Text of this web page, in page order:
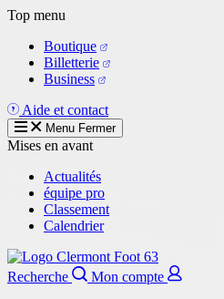
Aller
contenu
principal
Top menu
Boutique
Billetterie
Business
Aide et contact
Menu Fermer
Mises en avant
Actualités
équipe pro
Classement
Calendrier
Recherche
Mon compte